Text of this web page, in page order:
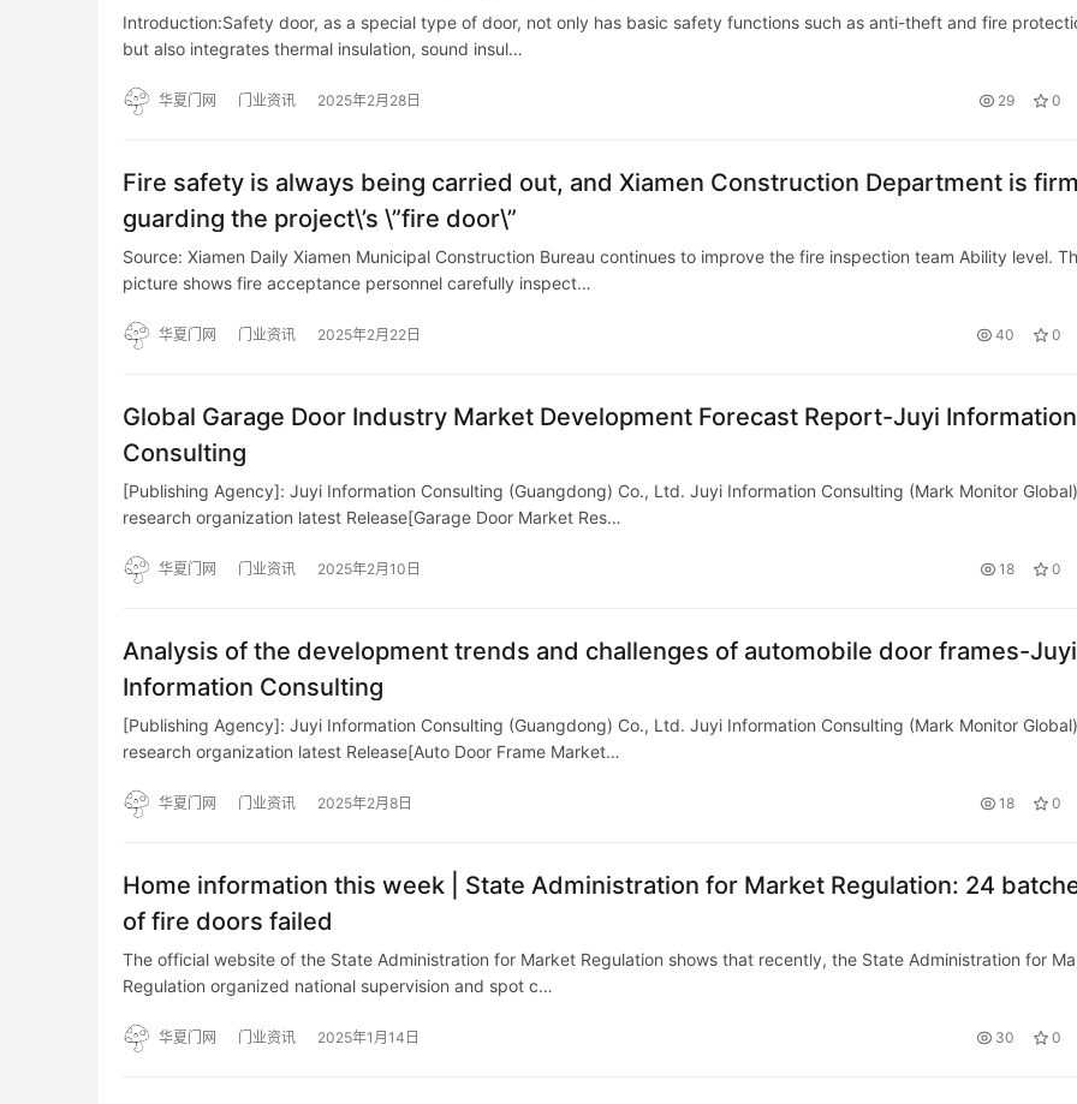
Introduction:Safety door, as a special type of door, not only has basic safety functions such as anti-theft and fire
but also integrates thermal insulation, sound insul…
华夏门网 门业资讯 2025年2月28日 29 0
Fire safety is always being carried out, and Xiamen Construction Department is
guarding the project\’s \”fire door\”
Source: Xiamen Daily Xiamen Municipal Construction Bureau continues to improve the fire inspection team Ability level.
picture shows fire acceptance personnel carefully inspect…
华夏门网 门业资讯 2025年2月22日 40 0
Global Garage Door Industry Market Development Forecast Report-Juyi Information
Consulting
[Publishing Agency]: Juyi Information Consulting (Guangdong) Co., Ltd. Juyi Information Consulting (Mark Monitor Global)
research organization latest Release[Garage Door Market Res…
华夏门网 门业资讯 2025年2月10日 18 0
Analysis of the development trends and challenges of automobile door frames-Juyi
Information Consulting
[Publishing Agency]: Juyi Information Consulting (Guangdong) Co., Ltd. Juyi Information Consulting (Mark Monitor Global)
research organization latest Release[Auto Door Frame Market…
华夏门网 门业资讯 2025年2月8日 18 0
Home information this week | State Administration for Market Regulation: 24
of fire doors failed
The official website of the State Administration for Market Regulation shows that recently, the State Administration for
Regulation organized national supervision and spot c…
华夏门网 门业资讯 2025年1月14日 30 0